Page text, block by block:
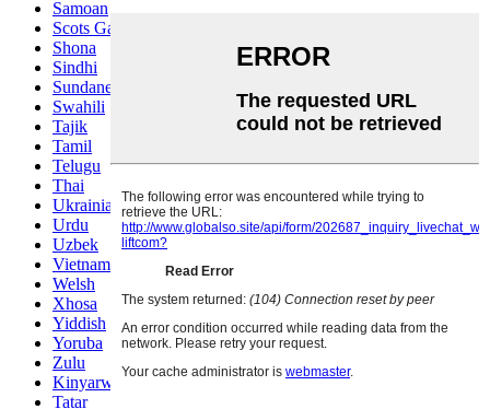
Samoan
Scots Gaelic
Shona
Sindhi
Sundanese
Swahili
Tajik
Tamil
Telugu
Thai
Ukrainian
Urdu
Uzbek
Vietnamese
Welsh
Xhosa
Yiddish
Yoruba
Zulu
Kinyarwanda
Tatar